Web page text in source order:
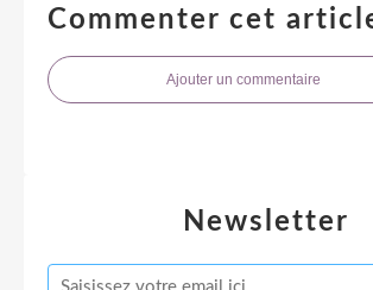
Commenter cet
Ajouter un commentaire
Newsletter